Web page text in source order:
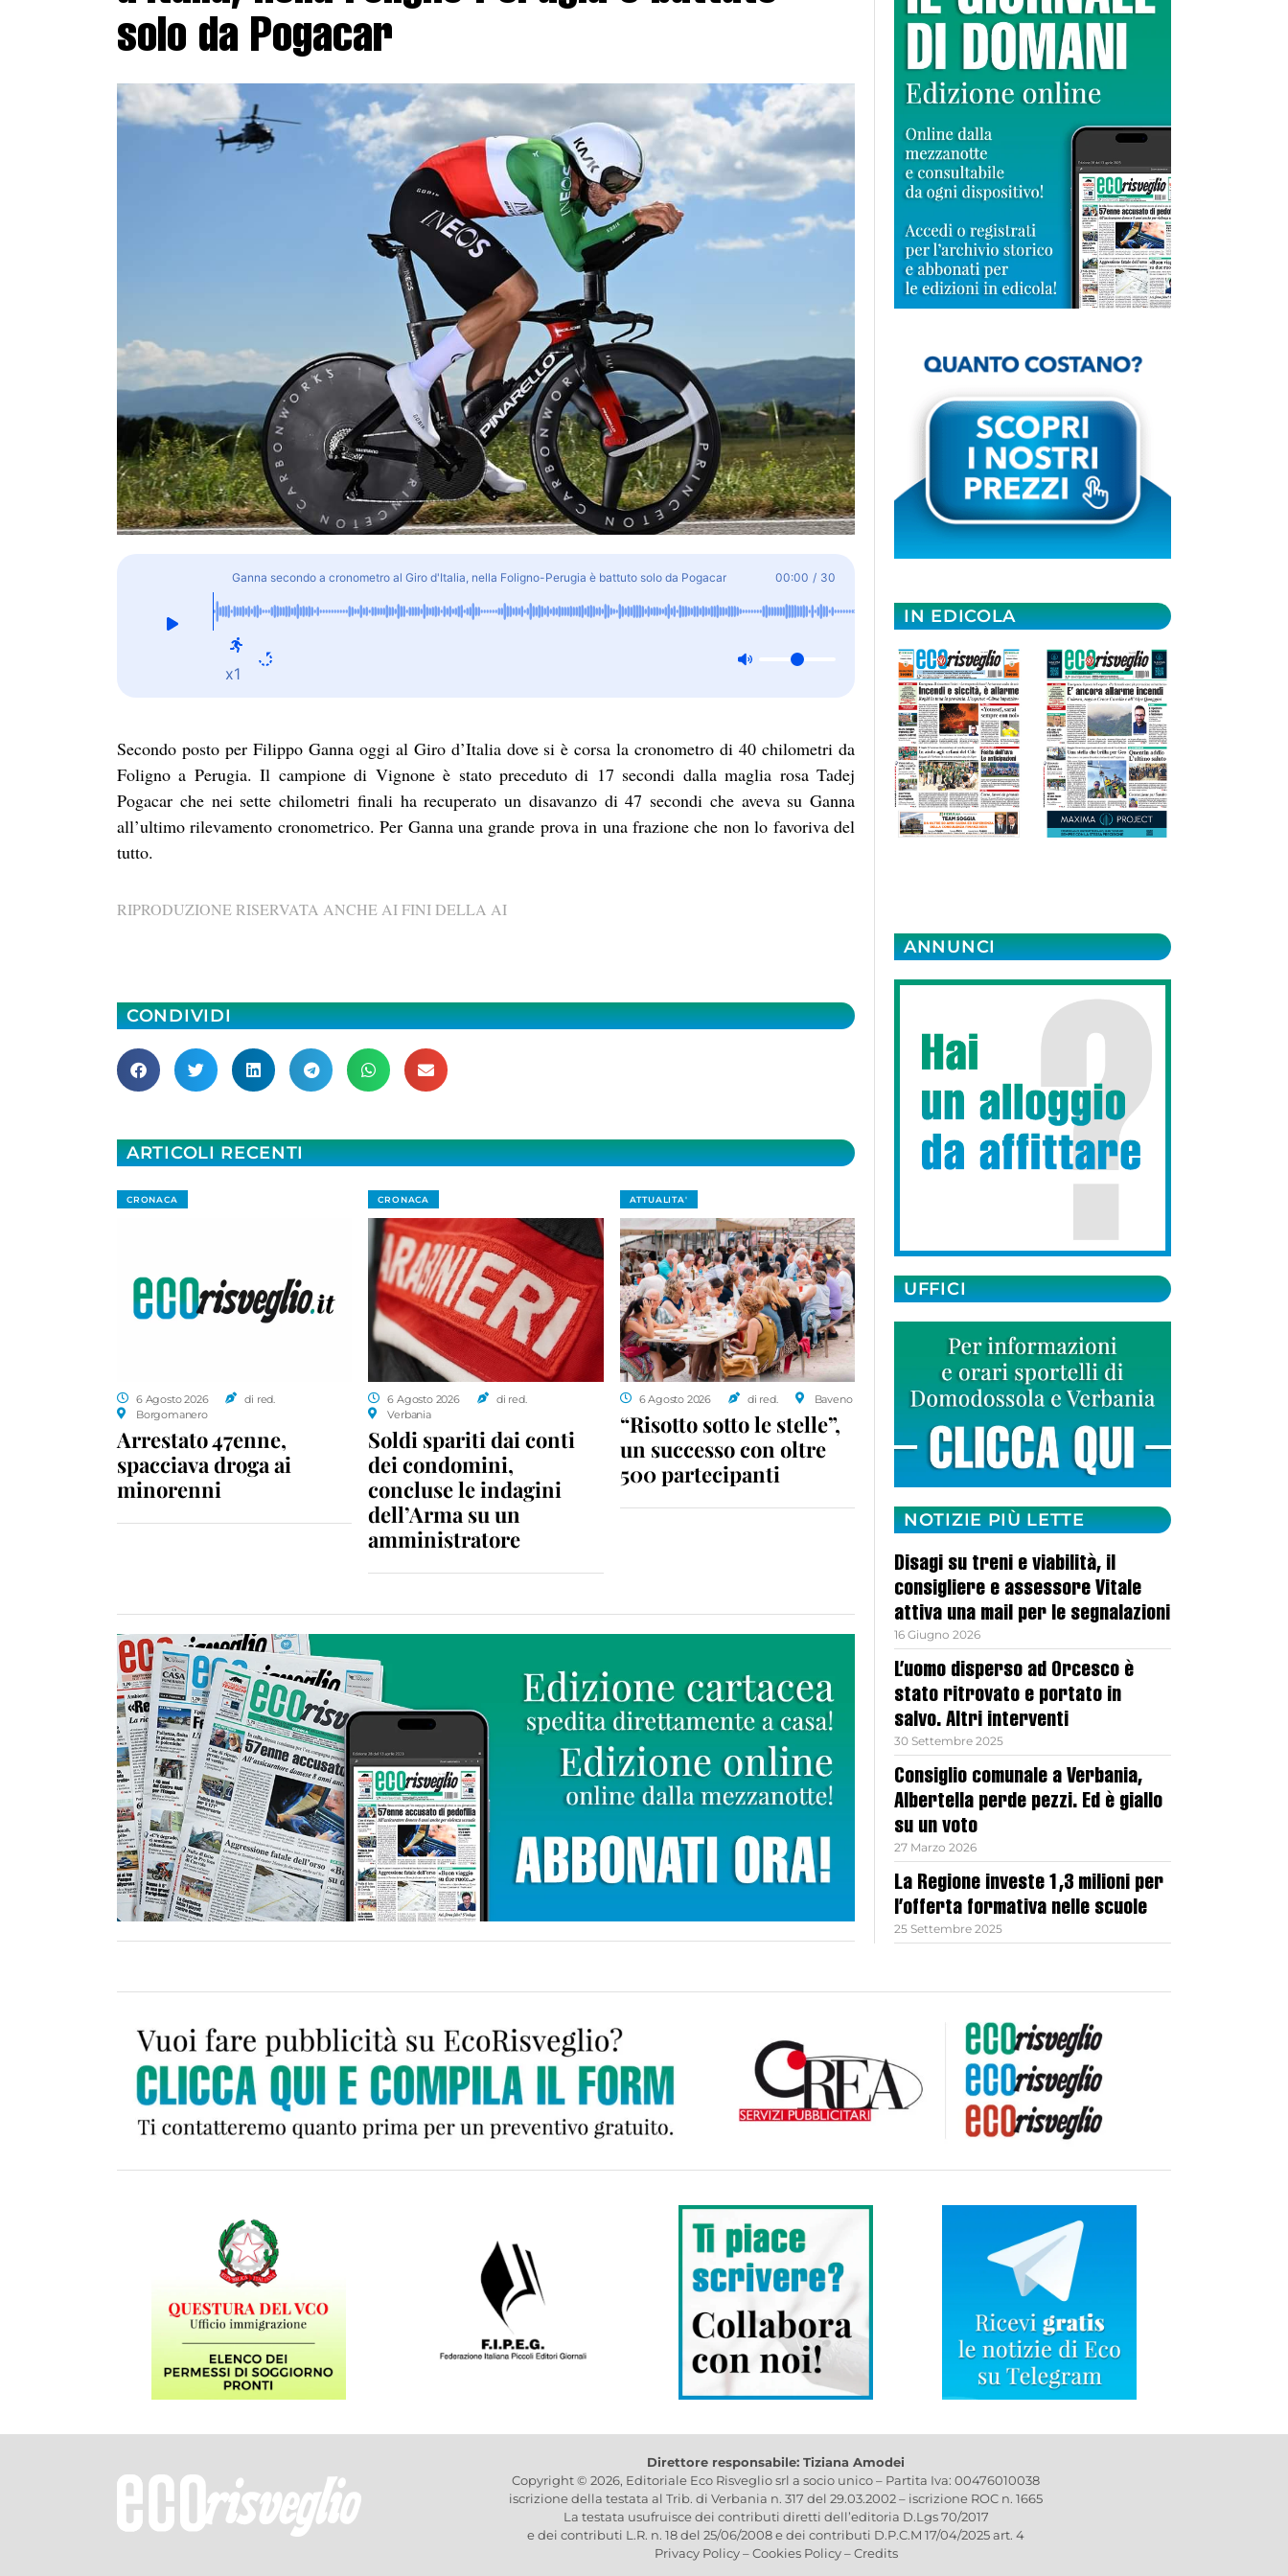
solo da Pogacar
Ganna secondo a cronometro al Giro d'Italia, nella Foligno-Perugia è battuto solo da Pogacar 00:00 / 30
x1
Secondo posto per Filippo Ganna oggi al Giro d’Italia dove si è corsa la cronometro di 40 chilometri da
Foligno a Perugia. Il campione di Vignone è stato preceduto di 17 secondi dalla maglia rosa Tadej
Pogacar che nei sette chilometri finali ha recuperato un disavanzo di 47 secondi che aveva su Ganna
all’ultimo rilevamento cronometrico. Per Ganna una grande prova in una frazione che non lo favoriva del
tutto.
RIPRODUZIONE RISERVATA ANCHE AI FINI DELLA AI
CONDIVIDI
ARTICOLI RECENTI
CRONACA
6 Agosto 2026
di red.
Borgomanero
Arrestato 47enne,
spacciava droga ai
minorenni
CRONACA
6 Agosto 2026
di red.
Verbania
Soldi spariti dai conti
dei condomini,
concluse le indagini
dell’Arma su un
amministratore
ATTUALITA'
6 Agosto 2026 di red. Baveno
“Risotto sotto le stelle”,
un successo con oltre
500 partecipanti
IN EDICOLA
ANNUNCI
UFFICI
NOTIZIE PIÙ LETTE
Disagi su treni e viabilità, il
consigliere e assessore Vitale
attiva una mail per le segnalazioni
16 Giugno 2026
L’uomo disperso ad Orcesco è
stato ritrovato e portato in
salvo. Altri interventi
30 Settembre 2025
Consiglio comunale a Verbania,
Albertella perde pezzi. Ed è giallo
su un voto
27 Marzo 2026
La Regione investe 1,3 milioni per
l’offerta formativa nelle scuole
25 Settembre 2025
Direttore responsabile: Tiziana Amodei
Copyright © 2026, Editoriale Eco Risveglio srl a socio unico – Partita Iva: 00476010038
iscrizione della testata al Trib. di Verbania n. 317 del 29.03.2002 – iscrizione ROC n. 1665
La testata usufruisce dei contributi diretti dell’editoria D.Lgs 70/2017
e dei contributi L.R. n. 18 del 25/06/2008 e dei contributi D.P.C.M 17/04/2025 art. 4
Privacy Policy–Cookies Policy–Credits